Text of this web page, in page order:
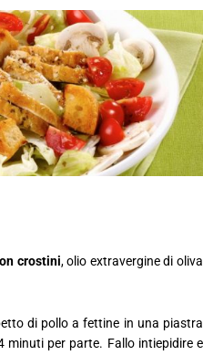
crostini, olio extravergine di oliva
di pollo a fettine in una piastra
minuti per parte. Fallo intiepidire e